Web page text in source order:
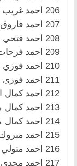
206 احمد غريب جلال محمد
207 احمد فاروق عبدالعزيز
208 احمد فتحي محمد
209 احمد فرحات عبدالواحد صالح
210 احمد فوزي حسن محمد
211 احمد فوزي صابر احمد
212 احمد كمال النوبي مكي
213 احمد كمال محمد سيد
214 احمد كمال منصور متولي
215 احمد مبروك عويس عوض
216 احمد متولي مبارك عبدالعال
217 احمد مجدي ذكي علي